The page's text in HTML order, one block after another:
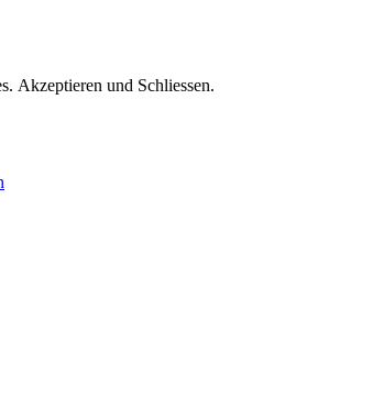
Akzeptieren und Schliessen.